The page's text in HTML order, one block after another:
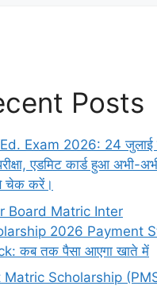
Posts
Exam 2026: 24
एडमिट कार्ड हुआ अभी-
चेक करें।
Board Matric Inter
2026 Payment
कब तक पैसा आएगा खाते में
Matric Scholarship